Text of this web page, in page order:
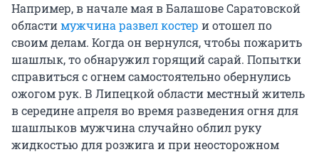
Например, в начале мая в Балашове Саратовской
областимужчина развел костер и отошел по
своим делам. Когда он вернулся, чтобы пожарить
шашлык, то обнаружил горящий сарай. Попытки
справиться с огнем самостоятельно обернулись
ожогом рук. В Липецкой области местный житель
в середине апреля во время разведения огня для
шашлыков мужчина случайно облил руку
жидкостью для розжига и при неосторожном